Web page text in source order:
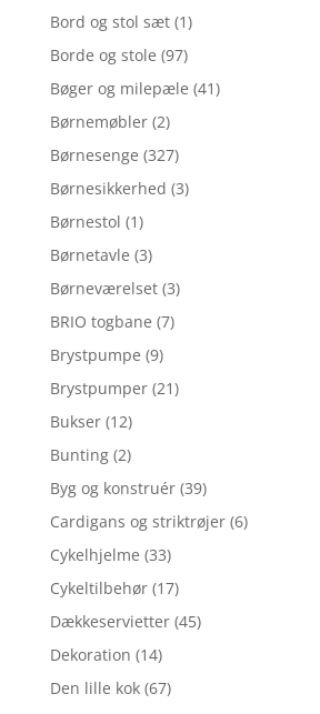
Bord og stol sæt (1)
Borde og stole (97)
Bøger og milepæle (41)
Børnemøbler (2)
Børnesenge (327)
Børnesikkerhed (3)
Børnestol (1)
Børnetavle (3)
Børneværelset (3)
BRIO togbane (7)
Brystpumpe (9)
Brystpumper (21)
Bukser (12)
Bunting (2)
Byg og konstruér (39)
Cardigans og striktrøjer (6)
Cykelhjelme (33)
Cykeltilbehør (17)
Dækkeservietter (45)
Dekoration (14)
Den lille kok (67)